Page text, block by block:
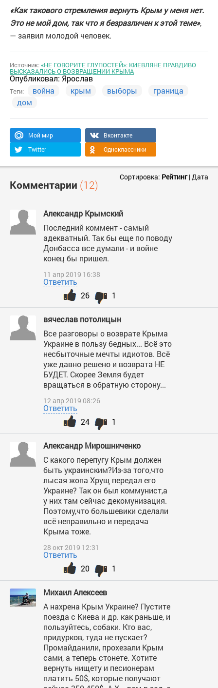
«Как такового стремления вернуть Крым у меня нет.
Это не мой дом, так что я безразличен к этой теме»,
— заявил молодой человек.
Источник:«НЕ ГОВОРИТЕ ГЛУПОСТЕЙ»: КИЕВЛЯНЕ ПРАВДИВО
ВЫСКАЗАЛИСЬ О ВОЗВРАЩЕНИИ КРЫМА
Опубликовал: Ярослав
Теги: война крым выборы
граница
дом
Мой мир
Вконтакте
Twitter
Одноклассники
Комментарии (12)
Сортировка: Рейтинг|Дата
Александр Крымский
Последний коммент - самый
адекватный. Так бы еще по поводу
Донбасса все думали - и войне
конец бы пришел.
11 апр 2019 16:38
Ответить
1
26
вячеслав потолицын
Все разговоры о возврате Крыма
Украине в пользу бедных... Всё это
несбыточные мечты идиотов. Всё
уже давно решено и возврата НЕ
БУДЕТ. Скорее Земля будет
вращаться в обратную сторону...
12 апр 2019 08:26
Ответить
1
24
Александр Мирошниченко
С какого перепугу Крым должен
быть украинским?Из-за того,что
лысая жопа Хрущ передал его
Украине? Так он был коммунист,а
у них там сейчас декомунизация.
Поэтому,что большевики сделали
всё неправильно и передача
Крыма тоже.
28 окт 2019 12:31
Ответить
1
20
Михаил Алексеев
А нахрена Крым Украине? Пустите
поезда с Киева и др. как раньше, и
пользуйтесь, собаки. Кто вас,
придурков, туда не пускает?
Промайданили, прохезали Крым
сами, а теперь стонете. Хотите
вернуть нищету и песионерам
платить 50$, которые получают